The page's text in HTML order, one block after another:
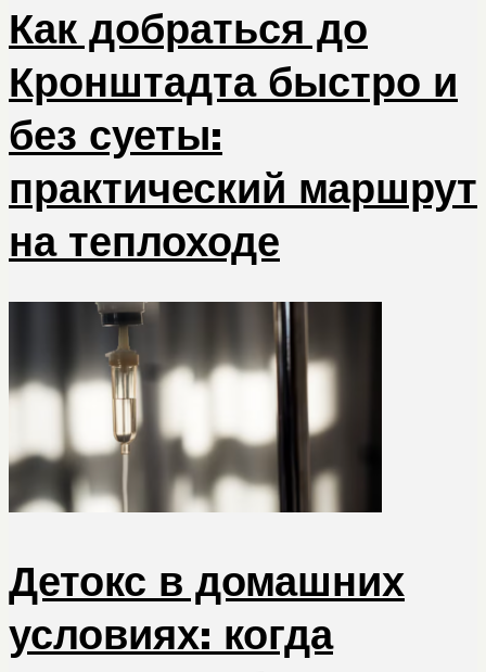
Как добраться до
Кронштадта быстро и
без суеты:
практический маршрут
на теплоходе
Детокс в домашних
условиях: когда